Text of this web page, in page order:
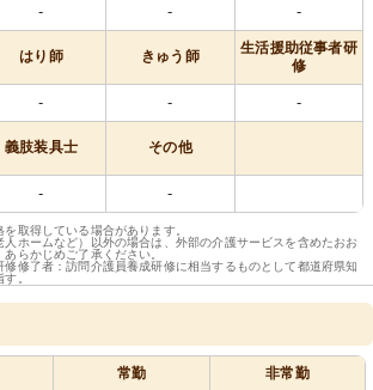
- - -
はり師 きゅう師
生活援助従事者研
修
- - -
義肢装具士 その他
- -
取得している場合があります。
ホームなど）以外の場合は、外部の介護サービスを含めたおお
らかじめご了承ください。
修了者：訪問介護員養成研修に相当するものとして都道府県知
。
常勤 非常勤